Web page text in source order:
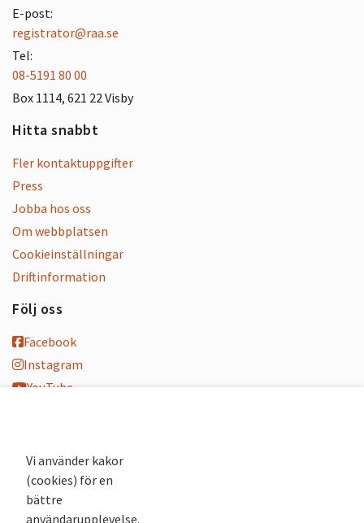
E-post:
registrator@raa.se
Tel:
08-5191 80 00
Box 1114, 621 22 Visby
Hitta snabbt
Fler kontaktuppgifter
Press
Jobba hos oss
Om webbplatsen
Cookieinställningar
Driftinformation
Följ oss
Facebook
Instagram
YouTube
Nyhetsbrev
Andra webbplatser
Vi använder kakor
(cookies) för en
bättre
användarupplevelse.